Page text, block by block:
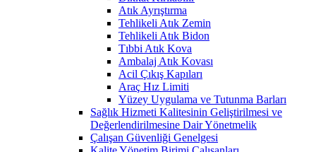
Atık Ayrıştırma
Tehlikeli Atık Zemin
Tehlikeli Atık Bidon
Tıbbi Atık Kova
Ambalaj Atık Kovası
Acil Çıkış Kapıları
Araç Hız Limiti
Yüzey Uygulama ve Tutunma Barları
Sağlık Hizmeti Kalitesinin Geliştirilmesi ve
Değerlendirilmesine Dair Yönetmelik
Çalışan Güvenliği Genelgesi